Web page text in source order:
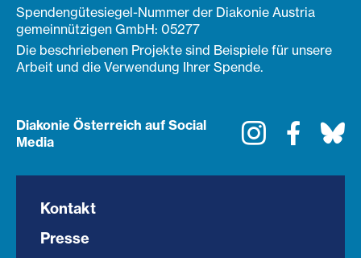
Spendengütesiegel-Nummer der Diakonie Austria
gemeinnützigen GmbH: 05277
Die beschriebenen Projekte sind Beispiele für unsere
Arbeit und die Verwendung Ihrer Spende.
Diakonie Österreich auf Social
Media
Instagram
Kontakt
Presse